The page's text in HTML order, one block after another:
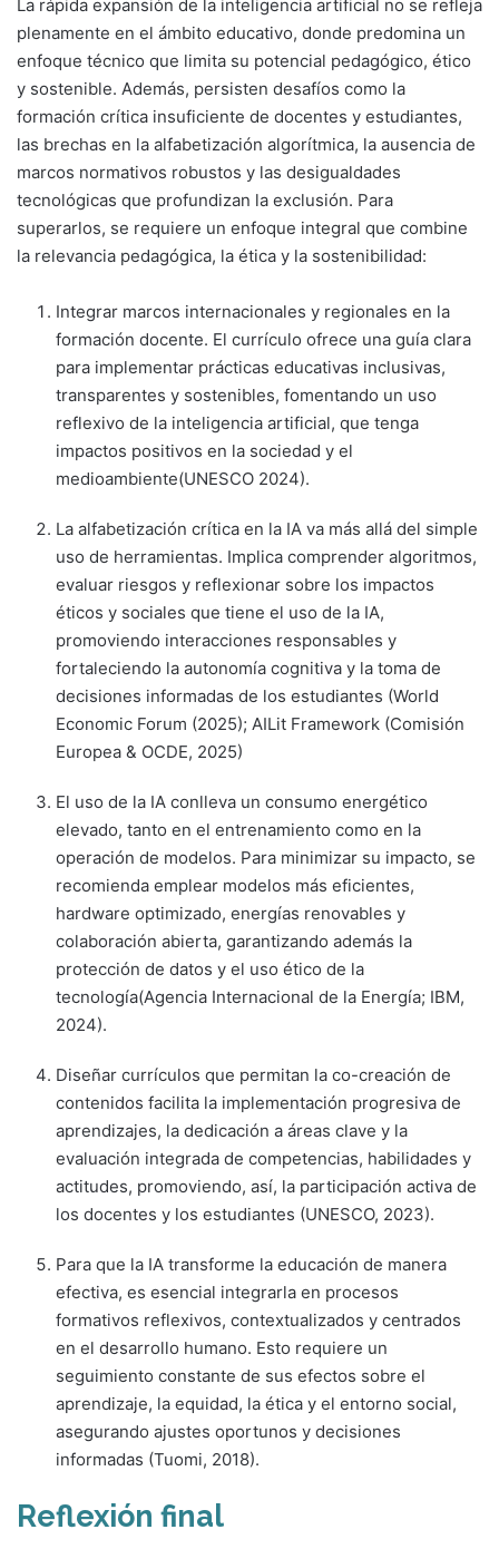
La rápida expansión de la inteligencia artificial no se refleja
plenamente en el ámbito educativo, donde predomina un
enfoque técnico que limita su potencial pedagógico, ético
y sostenible. Además, persisten desafíos como la
formación crítica insuficiente de docentes y estudiantes,
las brechas en la alfabetización algorítmica, la ausencia de
marcos normativos robustos y las desigualdades
tecnológicas que profundizan la exclusión. Para
superarlos, se requiere un enfoque integral que combine
la relevancia pedagógica, la ética y la sostenibilidad:
Integrar marcos internacionales y regionales en la
formación docente. El currículo ofrece una guía clara
para implementar prácticas educativas inclusivas,
transparentes y sostenibles, fomentando un uso
reflexivo de la inteligencia artificial, que tenga
impactos positivos en la sociedad y el
medioambiente(UNESCO 2024).
La alfabetización crítica en la IA va más allá del simple
uso de herramientas. Implica comprender algoritmos,
evaluar riesgos y reflexionar sobre los impactos
éticos y sociales que tiene el uso de la IA,
promoviendo interacciones responsables y
fortaleciendo la autonomía cognitiva y la toma de
decisiones informadas de los estudiantes (World
Economic Forum (2025); AILit Framework (Comisión
Europea & OCDE, 2025)
El uso de la IA conlleva un consumo energético
elevado, tanto en el entrenamiento como en la
operación de modelos. Para minimizar su impacto, se
recomienda emplear modelos más eficientes,
hardware optimizado, energías renovables y
colaboración abierta, garantizando además la
protección de datos y el uso ético de la
tecnología(Agencia Internacional de la Energía; IBM,
2024).
Diseñar currículos que permitan la co-creación de
contenidos facilita la implementación progresiva de
aprendizajes, la dedicación a áreas clave y la
evaluación integrada de competencias, habilidades y
actitudes, promoviendo, así, la participación activa de
los docentes y los estudiantes (UNESCO, 2023).
Para que la IA transforme la educación de manera
efectiva, es esencial integrarla en procesos
formativos reflexivos, contextualizados y centrados
en el desarrollo humano. Esto requiere un
seguimiento constante de sus efectos sobre el
aprendizaje, la equidad, la ética y el entorno social,
asegurando ajustes oportunos y decisiones
informadas (Tuomi, 2018).
Reflexión final